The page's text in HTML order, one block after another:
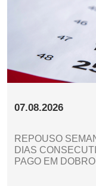
07.08.2026
REPOUSO
DIAS
PAGO EM